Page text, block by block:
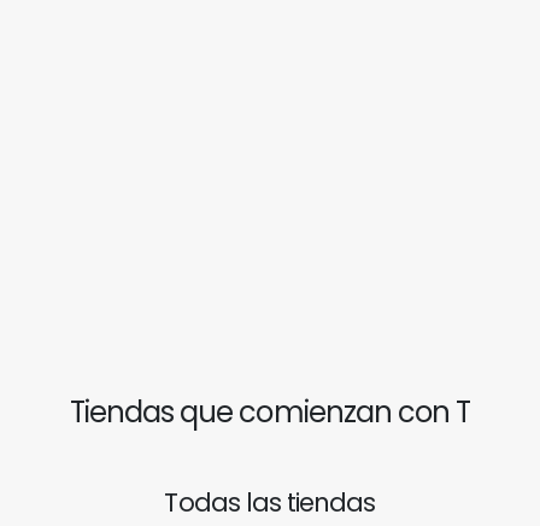
Tiendas que comienzan con T
Todas las tiendas